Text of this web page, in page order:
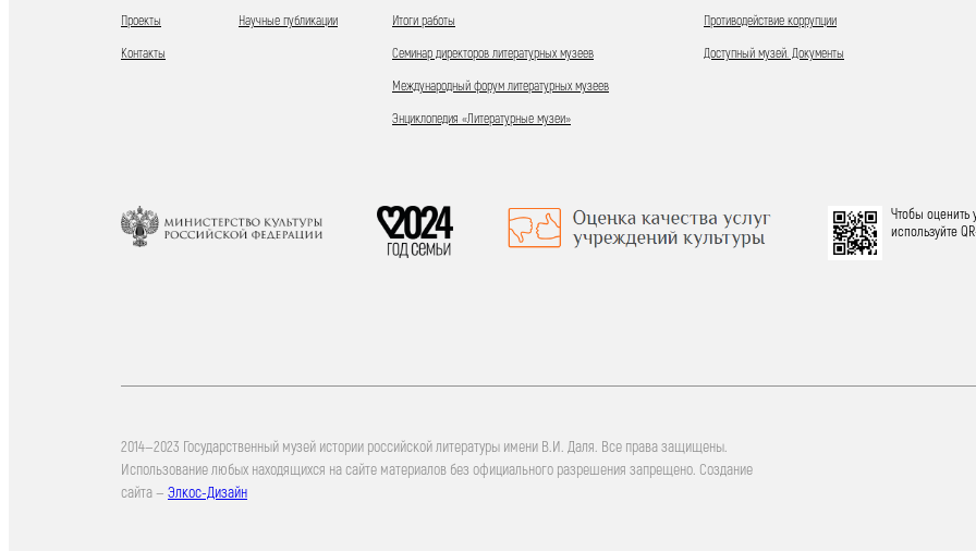
Проекты
Контакты
Научные публикации
Итоги работы
Семинар директоров литературных музеев
Международный форум литературных музеев
Энциклопедия «Литературные музеи»
Противодействие коррупции
Доступный музей. Документы
Чтобы оценить
используйте
2014—2023 Государственный музей истории российской литературы имени В.И. Даля. Все права защищены.
Использование любых находящихся на сайте материалов без официального разрешения запрещено. Создание
сайта — Элкос-Дизайн